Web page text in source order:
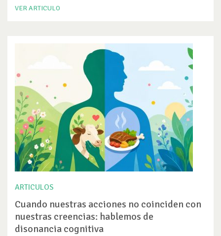
VER ARTICULO
ARTICULOS
Cuando nuestras acciones no coinciden con
nuestras creencias: hablemos de
disonancia cognitiva